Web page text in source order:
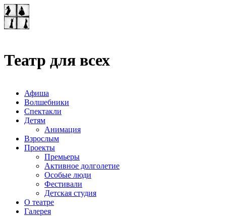
Театр для всех
Афиша
Волшебники
Спектакли
Детям
Анимация
Взрослым
Проекты
Премьеры
Активное долголетие
Особые люди
Фестивали
Детская студия
О театре
Галерея